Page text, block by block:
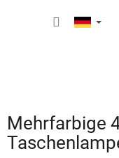
Mehrfarbige